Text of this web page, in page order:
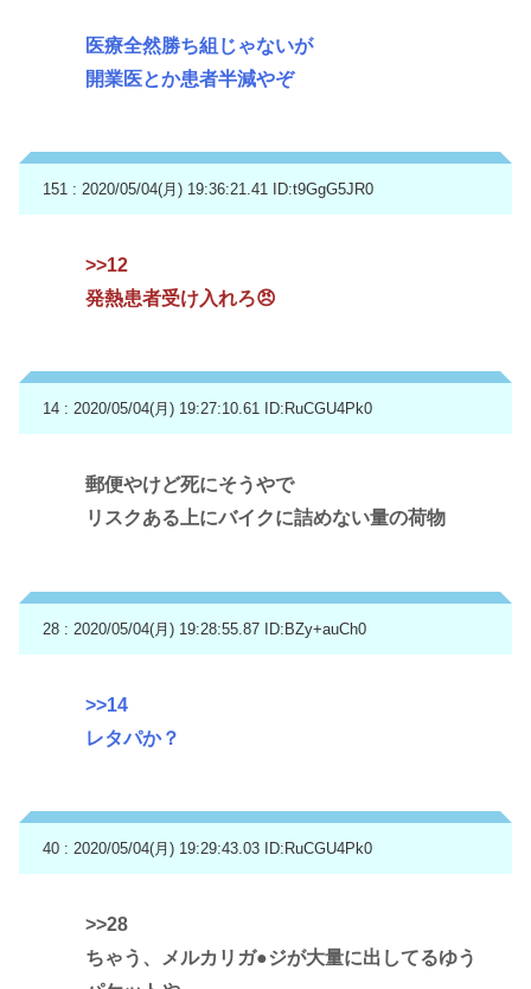
医療全然勝ち組じゃないが
開業医とか患者半減やぞ
151 : 2020/05/04(月) 19:36:21.41 ID:t9GgG5JR0
>>12
発熱患者受け入れろ😠
14 : 2020/05/04(月) 19:27:10.61 ID:RuCGU4Pk0
郵便やけど死にそうやで
リスクある上にバイクに詰めない量の荷物
28 : 2020/05/04(月) 19:28:55.87 ID:BZy+auCh0
>>14
レタパか？
40 : 2020/05/04(月) 19:29:43.03 ID:RuCGU4Pk0
>>28
ちゃう、メルカリガ●ジが大量に出してるゆう